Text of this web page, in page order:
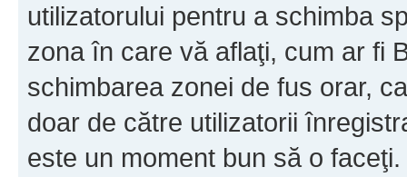
utilizatorului pentru a schimba
zona în care vă aflaţi, cum ar fi
schimbarea zonei de fus orar,
doar de către utilizatorii
este un moment bun să o faceţi.